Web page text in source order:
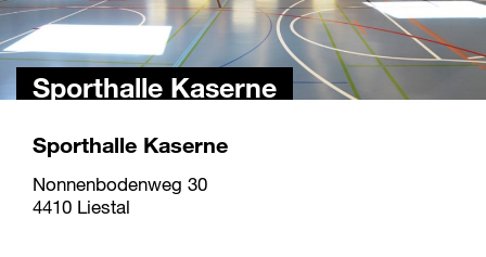
Sporthalle Kaserne
Sporthalle Kaserne
Nonnenbodenweg 30
4410 Liestal